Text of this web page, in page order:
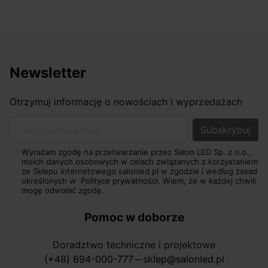
Newsletter
Otrzymuj informację o nowościach i wyprzedażach
Wyrażam zgodę na przetwarzanie przez Salon LED Sp. z o.o.,
moich danych osobowych w celach związanych z korzystaniem
ze Sklepu internetowego salonled.pl w zgodzie i według zasad
określonych w Polityce prywatności. Wiem, że w każdej chwili
mogę odwołać zgodę.
Pomoc w doborze
Doradztwo techniczne i projektowe
(+48) 694-000-777 horizontal_rule sklep@salonled.pl